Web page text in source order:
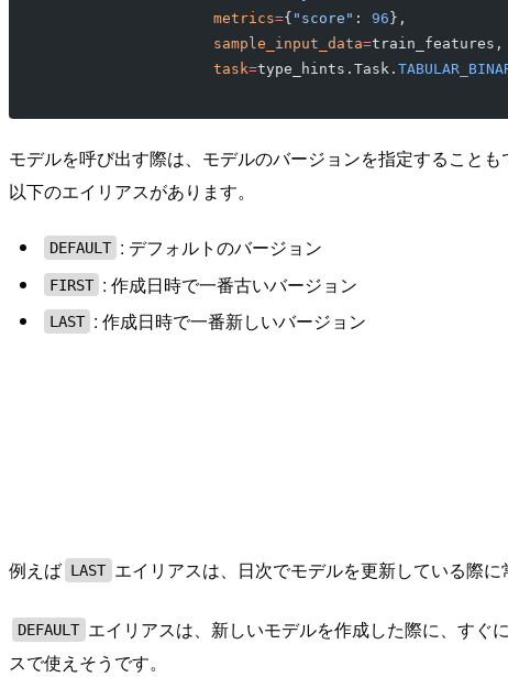
                   metrics
={ "score" : 96 },
                   sample_input_data
=train_features,
                   task
=type_hints.Task.
モデルを呼び出す際は、モデルのバージョンを指定すること
以下のエイリアスがあります。
DEFAULT : デフォルトのバージョン
FIRST : 作成日時で一番古いバージョン
LAST : 作成日時で一番新しいバージョン
例えば LAST エイリアスは、日次でモデルを更新している際
DEFAULT エイリアスは、新しいモデルを作成した際に、すぐ
スで使えそうです。